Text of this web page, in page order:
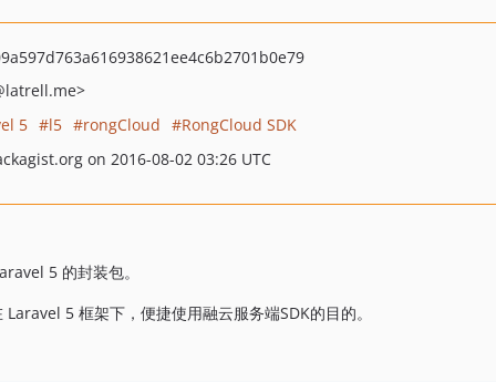
5 l5 rongCloud
RongCloud SDK
on 2016-08-02 03:26 UTC
5 的封装包。
5 框架下，便捷使用融云服务端SDK的目的。